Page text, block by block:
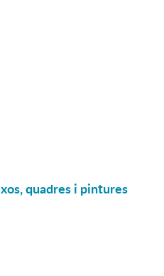
quadres i pintures